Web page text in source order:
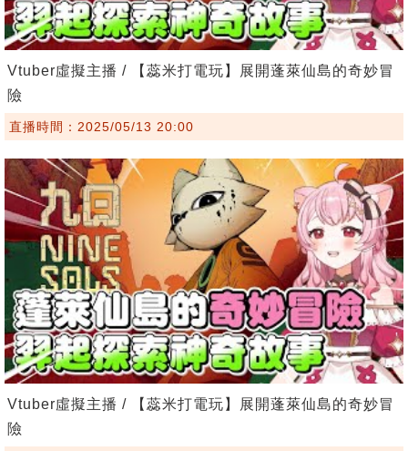
Vtuber虛擬主播 / 【蕊米打電玩】展開蓬萊仙島的奇妙冒
險
直播時間：2025/05/13 20:00
Vtuber虛擬主播 / 【蕊米打電玩】展開蓬萊仙島的奇妙冒
險